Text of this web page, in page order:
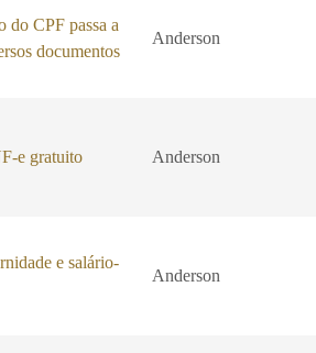
do CPF passa a
documentos
Anderson
e gratuito Anderson
e salário-
Anderson